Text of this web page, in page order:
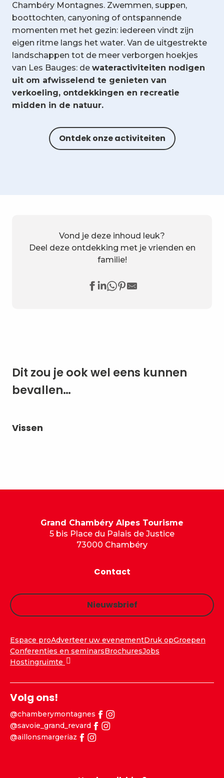
Chambéry Montagnes. Zwemmen, suppen,
boottochten, canyoning of ontspannende
momenten met het gezin: iedereen vindt zijn
eigen ritme langs het water. Van de uitgestrekte
landschappen tot de meer verborgen hoekjes
van Les Bauges: de wateractiviteiten nodigen
uit om afwisselend te genieten van
verkoeling, ontdekkingen en recreatie
midden in de natuur.
Ontdek onze activiteiten
Vond je deze inhoud leuk?
Deel deze ontdekking met je vrienden en
familie!
Dit zou je ook wel eens kunnen
bevallen…
Vissen
Grand Chambéry Alpes Tourisme
5 bis Place du Palais de Justice
73000 Chambéry
Contact
Nieuwsbrief
Espace proAdverteer uw evenementDruk opGroepen
Conferenties en seminarsBrochuresJobs
Hostingruimte
Volg ons!
@chamberymontagnes
@savoie_grand_revard
@aillonsmargeriaz